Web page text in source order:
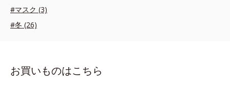
#マスク (3)
#冬 (26)
お買いものはこちら